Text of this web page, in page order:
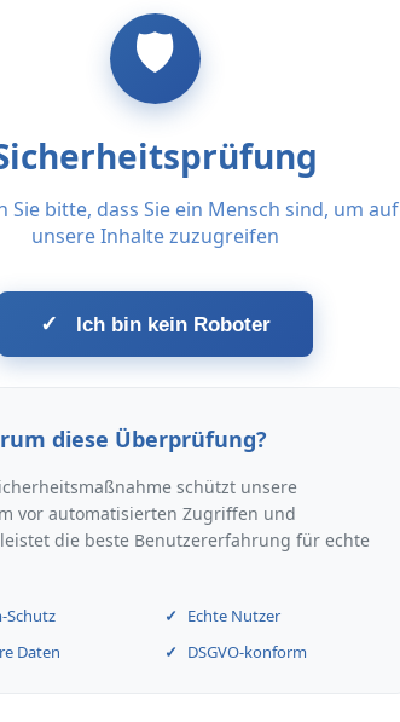
Sie bitte, dass Sie ein Mensch sind, um auf
unsere Inhalte zuzugreifen
✓ Ich bin kein Roboter
diese Überprüfung?
schützt unsere
vor automatisierten Zugriffen und
die beste Benutzererfahrung für echte
Schutz
Echte Nutzer
Daten
DSGVO-konform